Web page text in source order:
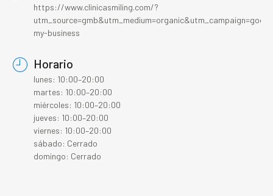
https://www.clinicasmiling.com/?
my-business
Horario
lunes: 10:00–20:00
martes: 10:00–20:00
miércoles: 10:00–20:00
jueves: 10:00–20:00
viernes: 10:00–20:00
sábado: Cerrado
domingo: Cerrado